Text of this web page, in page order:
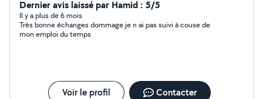
Dernier avis laissé par Hamid : 5/5
Il y a plus de 6 mois
Très bonne échanges dommage je n ai pas suivi à couse de
mon emploi du temps
Voir le profil Contacter